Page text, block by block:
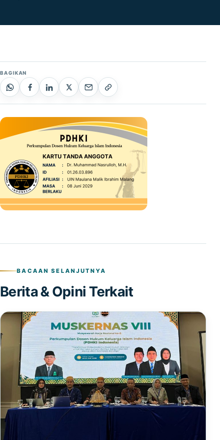
BAGIKAN
BACAAN SELANJUTNYA
Berita & Opini Terkait